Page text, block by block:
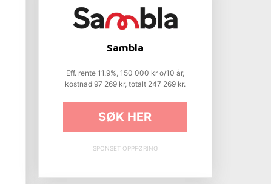
Sambla
Eff. rente 11.9%, 150 000 kr o/10 år,
kostnad 97 269 kr, totalt 247 269 kr.
SØK HER
SPONSET OPPFØRING